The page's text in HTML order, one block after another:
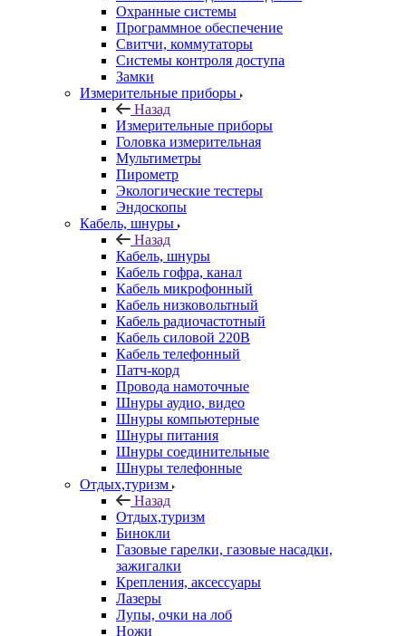
Охранные системы
Программное обеспечение
Свитчи, коммутаторы
Системы контроля доступа
Замки
Измерительные приборы
Назад
Измерительные приборы
Головка измерительная
Мультиметры
Пирометр
Экологические тестеры
Эндоскопы
Кабель, шнуры
Назад
Кабель, шнуры
Кабель гофра, канал
Кабель микрофонный
Кабель низковольтный
Кабель радиочастотный
Кабель силовой 220В
Кабель телефонный
Патч-корд
Провода намоточные
Шнуры аудио, видео
Шнуры компьютерные
Шнуры питания
Шнуры соединительные
Шнуры телефонные
Отдых,туризм
Назад
Отдых,туризм
Бинокли
Газовые гарелки, газовые насадки,
зажигалки
Крепления, аксессуары
Лазеры
Лупы, очки на лоб
Ножи